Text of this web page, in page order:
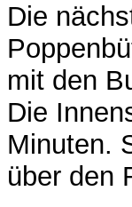
Die
mit den
Die
Minuten.
über den